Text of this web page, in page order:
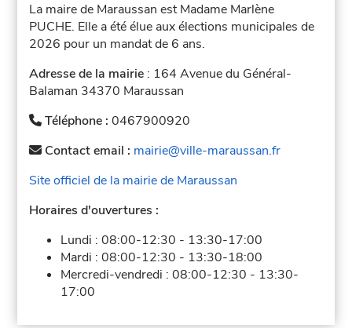
La maire de Maraussan est Madame Marlène
PUCHE. Elle a été élue aux élections municipales de
2026 pour un mandat de 6 ans.
Adresse de la mairie : 164 Avenue du Général-
Balaman 34370 Maraussan
Téléphone :0467900920
Contact email : mairie@ville-maraussan.fr
Site officiel de la mairie de Maraussan
Horaires d'ouvertures :
Lundi :08:00-12:30 - 13:30-17:00
Mardi :08:00-12:30 - 13:30-18:00
Mercredi-vendredi :08:00-12:30 - 13:30-
17:00